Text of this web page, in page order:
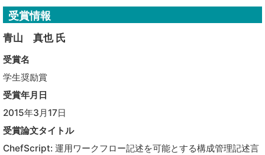
受賞情報
青山 真也 氏
受賞名
学生奨励賞
受賞年月日
2015年3月17日
受賞論文タイトル
ChefScript: 運用ワークフロー記述を可能とする構成管理記述言